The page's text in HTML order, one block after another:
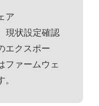
ア
現状設定確認
エクスポー
ファームウェ